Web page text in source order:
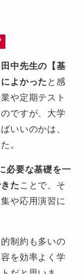
中先生の【基
よかった と感
や定期テスト
ですが、大学
いいのかは、
。
必要な基礎を一
た ことで、そ
や応用演習に
制約も多いの
を効率よく学